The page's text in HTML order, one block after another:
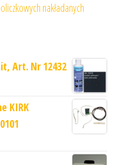
nakładanych
Art. Nr 12432
KIRK